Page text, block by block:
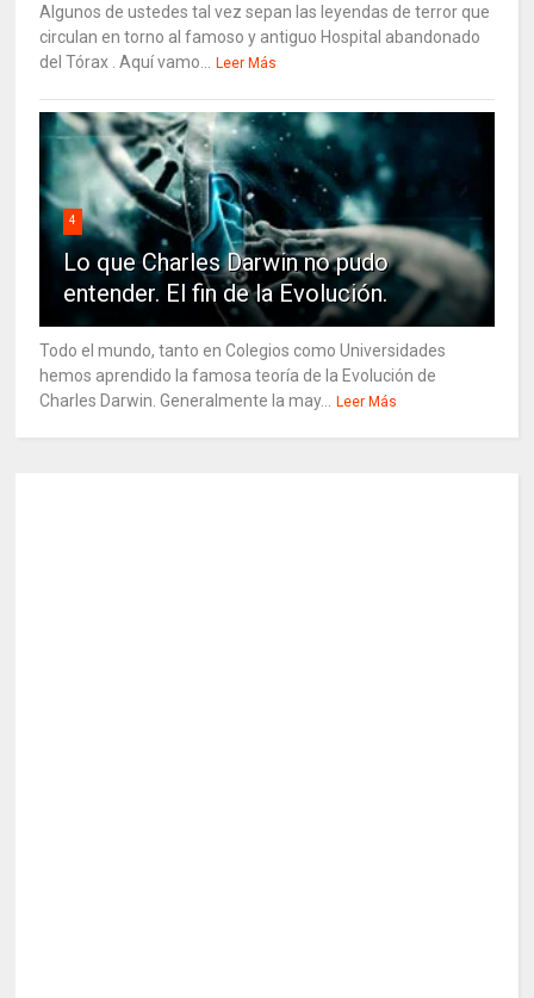
Algunos de ustedes tal vez sepan las leyendas de terror que
circulan en torno al famoso y antiguo Hospital abandonado
del Tórax . Aquí vamo...
Leer Más
4
Lo que Charles Darwin no pudo
entender. El fin de la Evolución.
Todo el mundo, tanto en Colegios como Universidades
hemos aprendido la famosa teoría de la Evolución de
Charles Darwin. Generalmente la may...
Leer Más